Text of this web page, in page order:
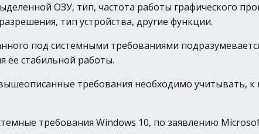
ОЗУ, тип, частота работы графического
тип устройства, другие функции.
под системными требованиями
ее стабильной работы.
требования необходимо учитывать,
требования Windows 10, по заявлению